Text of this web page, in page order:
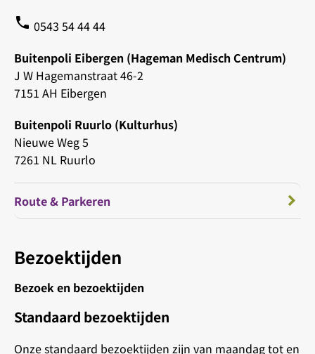
phone 0543 54 44 44
Buitenpoli Eibergen (Hageman Medisch Centrum)
J W Hagemanstraat 46-2
7151 AH Eibergen
Buitenpoli Ruurlo (Kulturhus)
Nieuwe Weg 5
7261 NL Ruurlo
Route & Parkeren
Bezoektijden
Bezoek en bezoektijden
Standaard bezoektijden
Onze standaard bezoektijden zijn van maandag tot en